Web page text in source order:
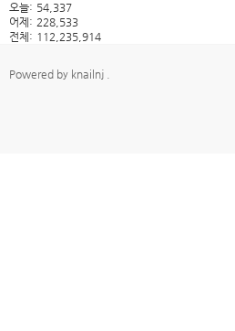
오늘: 54,337
어제: 228,533
전체: 112,235,914
Powered by knailnj